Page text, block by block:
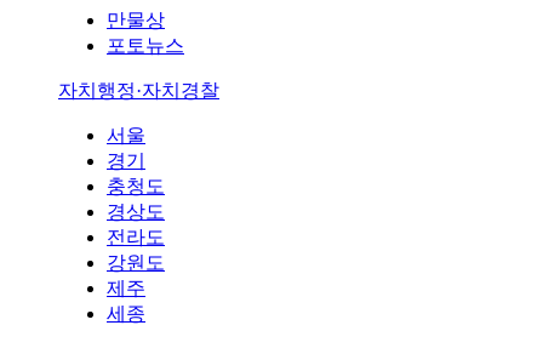
만물상
포토뉴스
자치행정·자치경찰
서울
경기
충청도
경상도
전라도
강원도
제주
세종